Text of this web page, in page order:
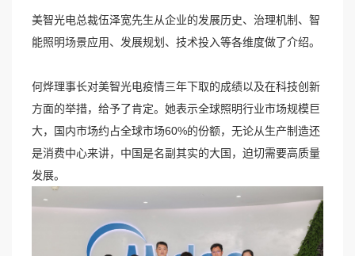
美智光电总裁伍泽宽先生从企业的发展历史、治理机制、智
能照明场景应用、发展规划、技术投入等各维度做了介绍。
何烨理事长对美智光电疫情三年下取的成绩以及在科技创新
方面的举措，给予了肯定。她表示全球照明行业市场规模巨
大，国内市场约占全球市场60%的份额，无论从生产制造还
是消费中心来讲，中国是名副其实的大国，迫切需要高质量
发展。